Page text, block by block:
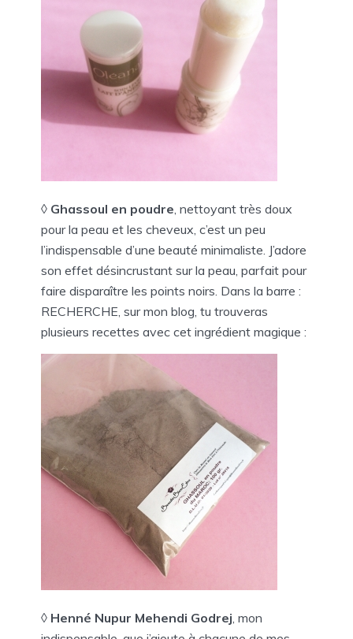
◊ Ghassoul en poudre , nettoyant très doux
pour la peau et les cheveux, c’est un peu
l’indispensable d’une beauté minimaliste. J’adore
son effet désincrustant sur la peau, parfait pour
faire disparaître les points noirs. Dans la barre :
RECHERCHE, sur mon blog, tu trouveras
plusieurs recettes avec cet ingrédient magique :
◊ Henné Nupur Mehendi Godrej , mon